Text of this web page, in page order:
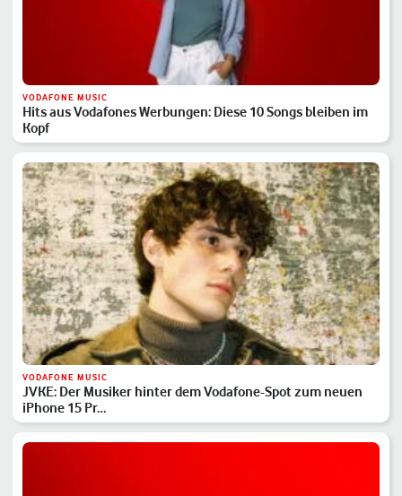
VODAFONE MUSIC
Hits aus Vodafones Werbungen: Diese 10 Songs bleiben im
Kopf
VODAFONE MUSIC
JVKE: Der Musiker hinter dem Vodafone-Spot zum neuen
iPhone 15 Pr…